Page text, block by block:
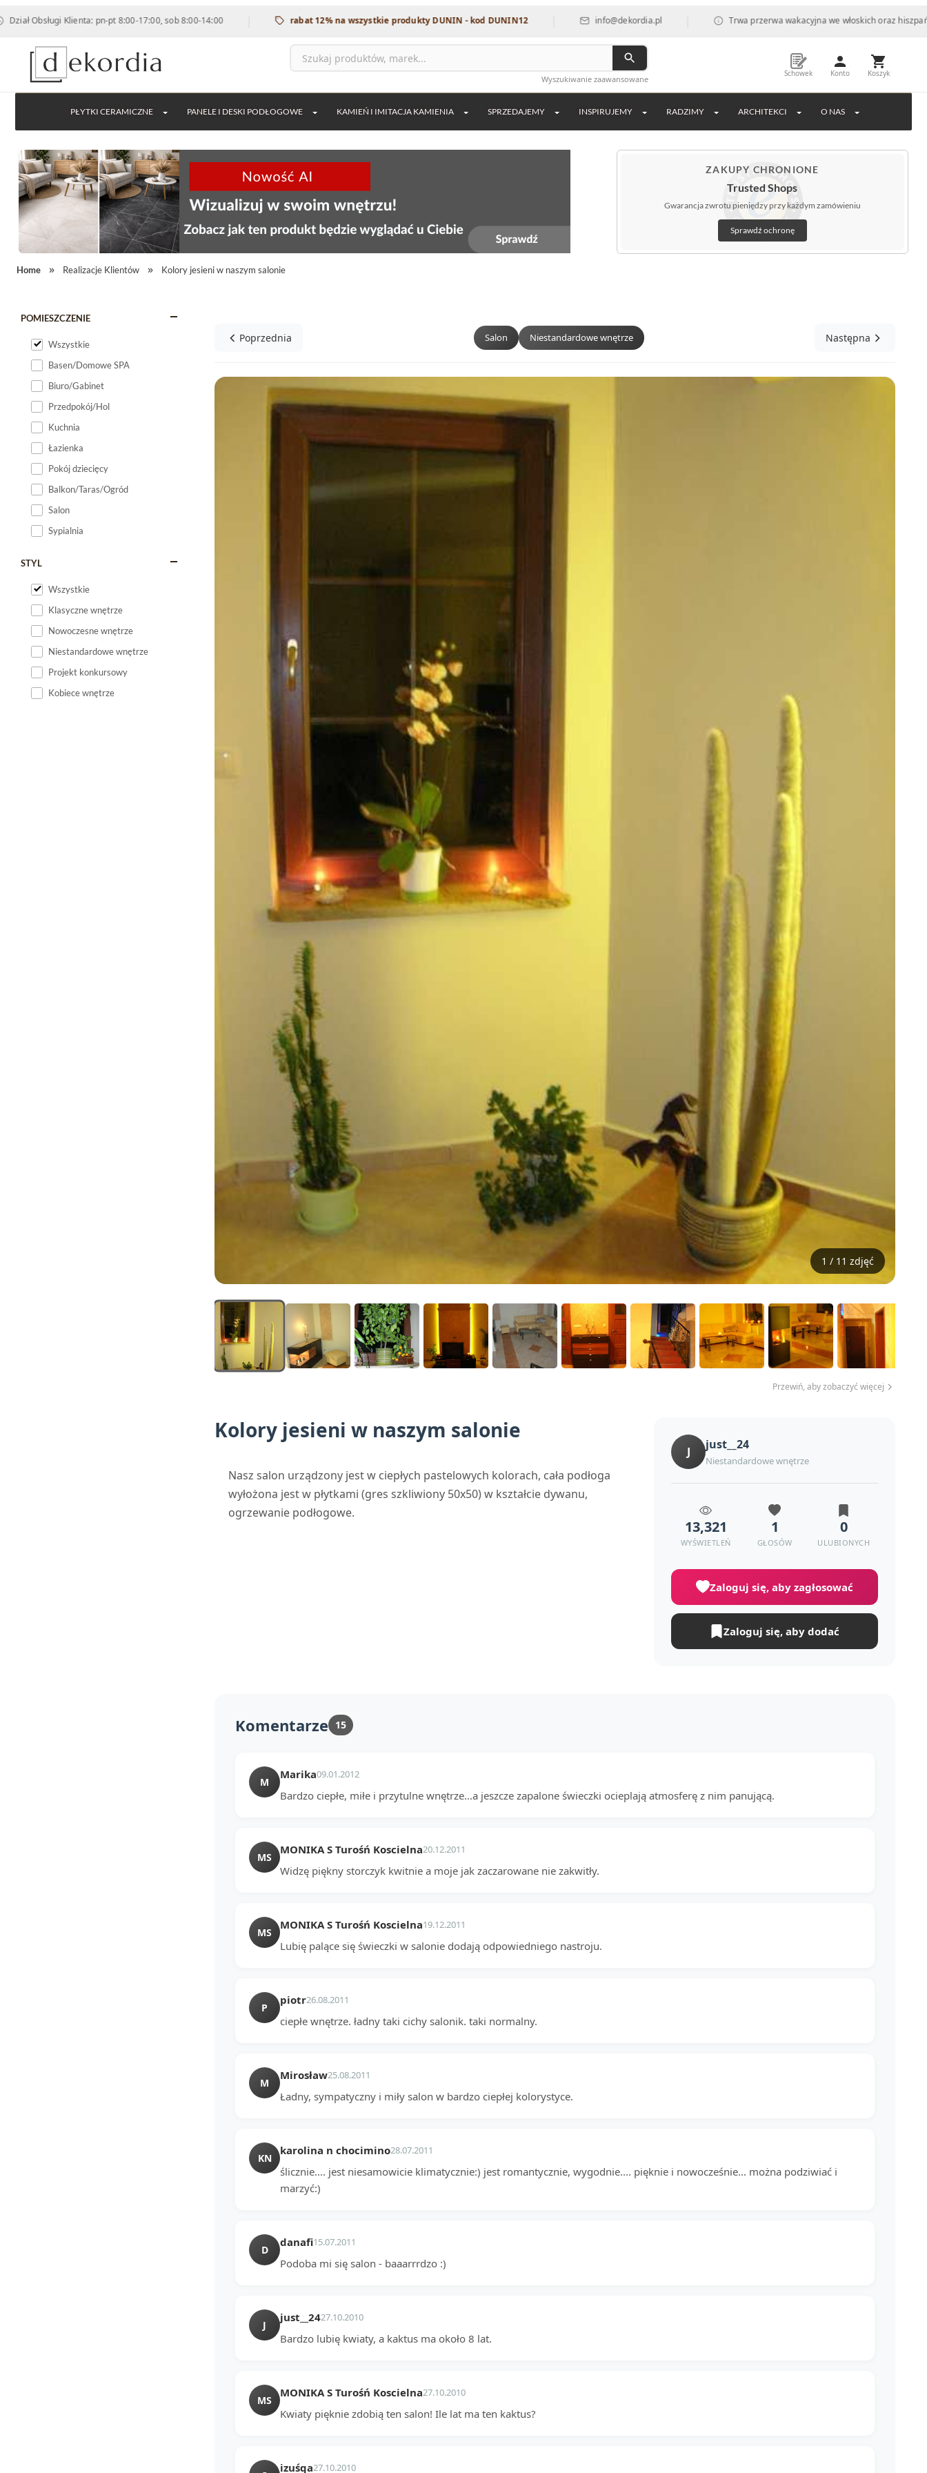
Klienta: pn-pt 8:00-17:00, sob 8:00-14:00 | rabat 12% na wszystkie produkty DUNIN - kod DUNIN12 | info@dekordia.pl | Trwa przerwa wakacyjna we włoskich oraz hiszpańskich
Wyszukiwanie zaawansowane
Schowek Konto Koszyk
PŁYTKI CERAMICZNE PANELE I DESKI PODŁOGOWE KAMIEŃ I IMITACJA KAMIENIA SPRZEDAJEMY INSPIRUJEMY RADZIMY ARCHITEKCI O NAS
ZAKUPY CHRONIONE
Trusted Shops
Gwarancja zwrotu pieniędzy przy każdym zamówieniu
Sprawdź ochronę
Home Realizacje Klientów Kolory jesieni w naszym salonie
POMIESZCZENIE
Wszystkie
Basen/Domowe SPA
Biuro/Gabinet
Przedpokój/Hol
Kuchnia
Łazienka
Pokój dziecięcy
Balkon/Taras/Ogród
Salon
Sypialnia
STYL
Wszystkie
Klasyczne wnętrze
Nowoczesne wnętrze
Niestandardowe wnętrze
Projekt konkursowy
Kobiece wnętrze
Poprzednia Salon Niestandardowe wnętrze Następna
1 / 11 zdjęć
Przewiń, aby zobaczyć więcej
Kolory jesieni w naszym salonie
Nasz salon urządzony jest w ciepłych pastelowych kolorach, cała podłoga
wyłożona jest w płytkami (gres szkliwiony 50x50) w kształcie dywanu,
ogrzewanie podłogowe.
J just__24
Niestandardowe wnętrze
13,321
WYŚWIETLEŃ
1
GŁOSÓW
0
ULUBIONYCH
Zaloguj się, aby zagłosować
Zaloguj się, aby dodać
Komentarze 15
M
Marika09.01.2012
Bardzo ciepłe, miłe i przytulne wnętrze...a jeszcze zapalone świeczki ocieplają atmosferę z nim panującą.
MS
MONIKA S Turośń Koscielna20.12.2011
Widzę piękny storczyk kwitnie a moje jak zaczarowane nie zakwitły.
MS
MONIKA S Turośń Koscielna19.12.2011
Lubię palące się świeczki w salonie dodają odpowiedniego nastroju.
P
piotr26.08.2011
ciepłe wnętrze. ładny taki cichy salonik. taki normalny.
M
Mirosław25.08.2011
Ładny, sympatyczny i miły salon w bardzo ciepłej kolorystyce.
KN
karolina n chocimino28.07.2011
ślicznie.... jest niesamowicie klimatycznie:) jest romantycznie, wygodnie.... pięknie i nowocześnie... można podziwiać i
marzyć:)
D
danafi15.07.2011
Podoba mi się salon - baaarrrdzo :)
J
just__2427.10.2010
Bardzo lubię kwiaty, a kaktus ma około 8 lat.
MS
MONIKA S Turośń Koscielna27.10.2010
Kwiaty pięknie zdobią ten salon! Ile lat ma ten kaktus?
izuśqa27.10.2010